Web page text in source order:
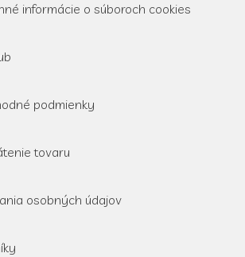
informácie o súboroch cookies
podmienky
tovaru
osobných údajov